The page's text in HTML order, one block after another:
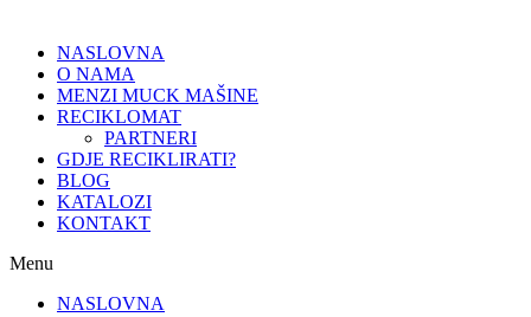
NASLOVNA
O NAMA
MENZI MUCK MAŠINE
RECIKLOMAT
PARTNERI
GDJE RECIKLIRATI?
BLOG
KATALOZI
KONTAKT
Menu
NASLOVNA